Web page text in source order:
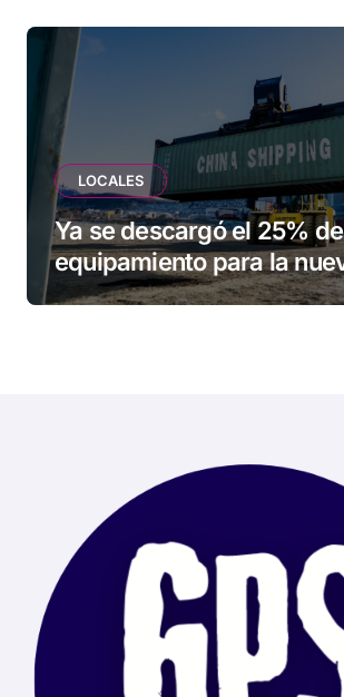
LOCALES
Ya se descargó el 25%
equipamiento para la
de Ushuaia